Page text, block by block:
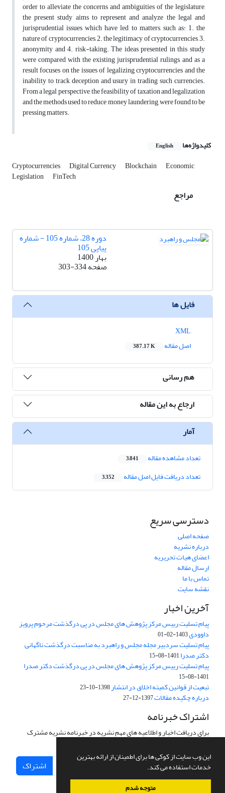
این وب سایت از کوکی ها برای اطمینان از ارائه بهترین
خدمات استفاده می کند.
متوجه شدم
order to alleviate the concerns and ambiguities of the legislature,
the present study aims to represent and analyze the legal and
jurisprudential issues which have led to matters, such as: 1. the
nature of cryptocurrencies, 2. the legitimacy of cryptocurrencies, 3.
anonymity and 4. risk-taking. The ideas presented in this study
were compared with the existing jurisprudential rulings, and as a
result focuses on the issues of legalizing cryptocurrencies and the
inability to track deception and usury in trading such currencies.
From a legal perspective, the feasibility of taxation and legalization
and the methods used to reduce money laundering, were found to be
pressing matters.
کلیدواژه‌ها English
Cryptocurrencies Digital Currency Blockchain Economic
Legislation FinTech
مراجع
دوره 28، شماره 105 - شماره
پیاپی 105
بهار 1400
صفحه303-334
فایل ها
اصل مقاله
387.17 K
هم رسانی
ارجاع به این مقاله
آمار
تعداد مشاهده مقاله 3,841
تعداد دریافت فایل اصل مقاله 3,352
دسترسی سریع
صفحه اصلی
درباره نشریه
اعضای هیات تحریریه
ارسال مقاله
تماس با ما
نقشه سایت
آخرین اخبار
پیام تسلیت رییس مرکز پژوهش های مجلس در پی درگذشت مرحوم پرویز
داوودی1403-02-01
پیام تسلیت سردبیر مجله مجلس و راهبرد به مناسبت درگذشت ناگهانی
دکتر صدرا1401-08-15
پیام تسلیت رییس مرکز پژوهش های مجلس در پی درگذشت دکتر صدرا
1401-08-15
تبعیت از قوانین کمیته اخلاق در انتشار1398-10-23
درباره چکیده مقالات1397-12-27
اشتراک خبرنامه
برای دریافت اخبار و اطلاعیه های مهم نشریه در خبرنامه نشریه مشترک
اشتراک